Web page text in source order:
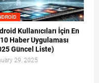
Kullanıcıları İçin En
Haber Uygulaması
Güncel Liste)
29, 2025